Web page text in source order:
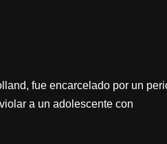
fue encarcelado por un
a un adolescente con